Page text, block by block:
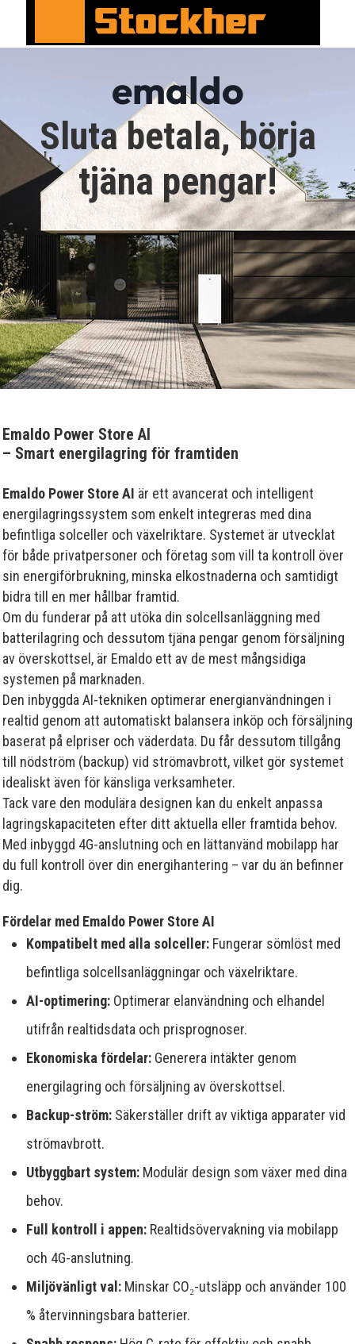
emaldo
Sluta betala, börja
tjäna pengar!
Emaldo Power Store AI
– Smart energilagring för framtiden
Emaldo Power Store AI är ett avancerat och intelligent
energilagringssystem som enkelt integreras med dina
befintliga solceller och växelriktare. Systemet är utvecklat
för både privatpersoner och företag som vill ta kontroll över
sin energiförbrukning, minska elkostnaderna och samtidigt
bidra till en mer hållbar framtid.
Om du funderar på att utöka din solcellsanläggning med
batterilagring och dessutom tjäna pengar genom försäljning
av överskottsel, är Emaldo ett av de mest mångsidiga
systemen på marknaden.
Den inbyggda AI-tekniken optimerar energianvändningen i
realtid genom att automatiskt balansera inköp och försäljning
baserat på elpriser och väderdata. Du får dessutom tillgång
till nödström (backup) vid strömavbrott, vilket gör systemet
idealiskt även för känsliga verksamheter.
Tack vare den modulära designen kan du enkelt anpassa
lagringskapaciteten efter ditt aktuella eller framtida behov.
Med inbyggd 4G-anslutning och en lättanvänd mobilapp har
du full kontroll över din energihantering – var du än befinner
dig.
Fördelar med Emaldo Power Store AI
Kompatibelt med alla solceller: Fungerar sömlöst med
befintliga solcellsanläggningar och växelriktare.
AI-optimering: Optimerar elanvändning och elhandel
utifrån realtidsdata och prisprognoser.
Ekonomiska fördelar: Generera intäkter genom
energilagring och försäljning av överskottsel.
Backup-ström: Säkerställer drift av viktiga apparater vid
strömavbrott.
Utbyggbart system: Modulär design som växer med dina
behov.
Full kontroll i appen: Realtidsövervakning via mobilapp
och 4G-anslutning.
Miljövänligt val: Minskar CO₂-utsläpp och använder 100
% återvinningsbara batterier.